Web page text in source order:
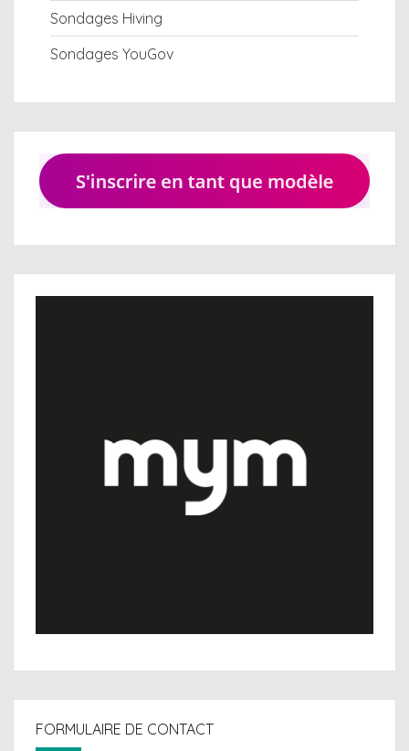
Sondages Hiving
Sondages YouGov
FORMULAIRE DE CONTACT